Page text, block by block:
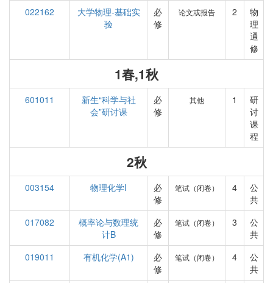
022162
大学物理-基础实
验
必
修
论文或报告 2
物
理
通
修
1春,1秋
601011
新生“科学与社
会”研讨课
必
修
其他 1
研
讨
课
程
2秋
003154 物理化学I
必
修
笔试（闭卷） 4
公
共
017082
概率论与数理统
计B
必
修
笔试（闭卷） 3
公
共
019011
有机化学(A1)
必
修
笔试（闭卷） 4
公
共